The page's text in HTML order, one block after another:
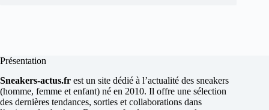
Présentation
Sneakers-actus.fr est un site dédié à l’actualité des sneakers
(homme, femme et enfant) né en 2010. Il offre une sélection
des dernières tendances, sorties et collaborations dans